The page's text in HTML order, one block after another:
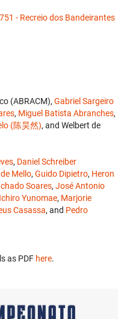
- Recreio dos Bandeirantes
(ABRACM), Gabriel Sargeiro
, Miguel Batista Abranches,
(陈昊然), and Welbert de
, Daniel Schreiber
Mello, Guido Dipietro, Heron
Soares, José Antonio
Yunomae, Marjorie
Casassa, and Pedro
as PDF here.